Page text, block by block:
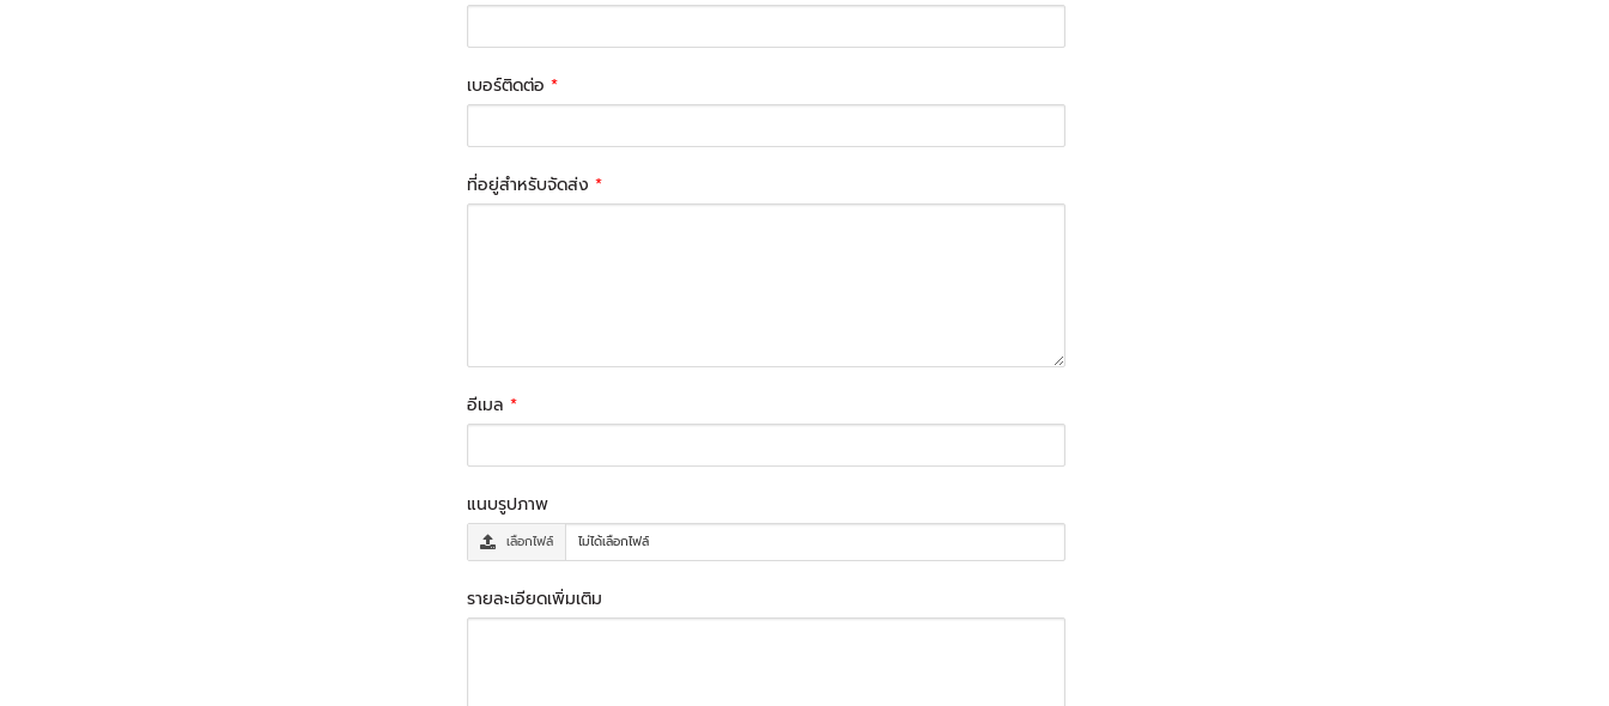
เบอร์ติดต่อ *
ที่อยู่สำหรับจัดส่ง *
อีเมล *
แนบรูปภาพ
เลือกไฟล์ ไม่ได้เลือกไฟล์
รายละเอียดเพิ่มเติม